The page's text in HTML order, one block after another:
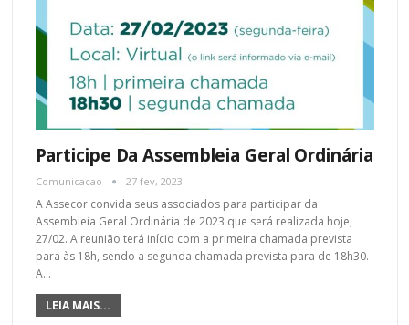
Participe Da Assembleia Geral Ordinária
Comunicacao 27 fev, 2023
A Assecor convida seus associados para participar da
Assembleia Geral Ordinária de 2023 que será realizada hoje,
27/02. A reunião terá início com a primeira chamada prevista
para às 18h, sendo a segunda chamada prevista para de 18h30.
A…
LEIA MAIS...